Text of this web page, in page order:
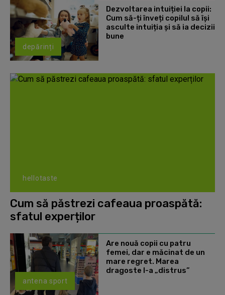
depărinți
Dezvoltarea intuiției la copii:
Cum să-ți înveți copilul să își
asculte intuiția și să ia decizii
bune
hellotaste
Cum să păstrezi cafeaua proaspătă:
sfatul experților
antena sport
Are nouă copii cu patru
femei, dar e măcinat de un
mare regret. Marea
dragoste l-a „distrus”